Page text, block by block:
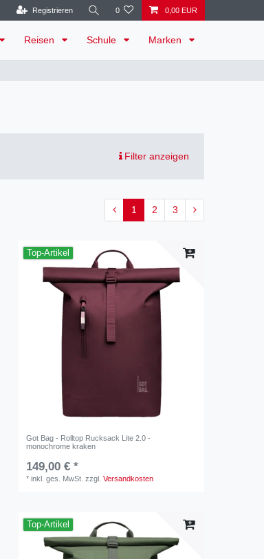
Registrieren 0 0,00 EUR
Reisen Schule Marken
Filter anzeigen
1 2 3
Top-Artikel
Got Bag - Rolltop Rucksack Lite 2.0 -
monochrome kraken
149,00 € *
*inkl. ges. MwSt. zzgl.Versandkosten
Top-Artikel